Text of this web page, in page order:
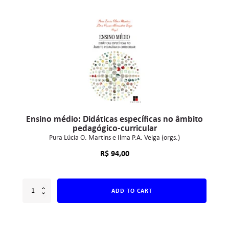
Ensino médio: Didáticas específicas no âmbito
pedagógico-curricular
Pura Lúcia O. Martins e Ilma P.A. Veiga (orgs.)
R$94,00
ADD TO CART